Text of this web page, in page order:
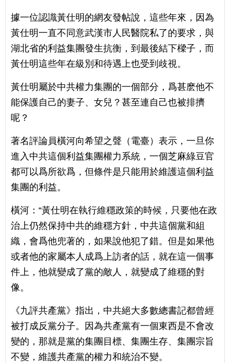
據一位認識黃仕明的網友發帖說，這些年來，因為
黃仕明一直不同意武漢市人民醫院私了的要求，與
湖北省的利益集團發生抗衡，到最後結下樑子，而
黃仕明這些年在級別和待遇上也受到歧視。
黃仕明屬於中共權力集團的一個部分，爲甚麽他不
能保護自己的妻子、女兒？甚至連自己也被排擠
呢？
著名評論員橫河向希望之聲（電臺）表示，一旦你
進入中共這個利益集團權力系統，一個芝麻綠豆官
都可以爲所欲爲，但條件是只能用於維護這個利益
集團的利益。
橫河：“黃仕明在執行維穩政策的時候，只要他在政
治上仍然保持中共的維穩方針，中共這個黨和組
織，會爲他兜著的，如果說他犯了錯。但是如果他
或者他的家屬本人成爲上訪者的話，就在這一個事
件上，他就變成了黨的敵人，就變成了維穩的對
像。
《九評共產黨》指出，中共絕大多數總書記都曾經
被打成反黨分子。因為共產黨有一個東西是不會改
變的，那就是黨的集團目標、集團生存、集團宗旨
不變，維護共產黨的權力和統治不變。